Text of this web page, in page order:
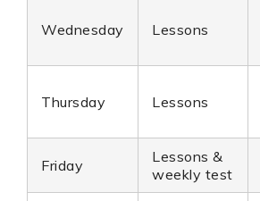
Wednesday Lessons
Thursday Lessons
Friday
Lessons &
weekly test